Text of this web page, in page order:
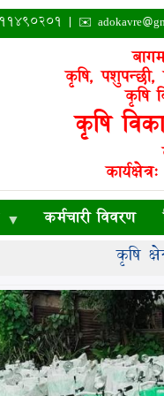
| ✉️
कृषि, पशुपन्छी,
कृषि
कृषि
कर्मचारी विवरण
कृषि